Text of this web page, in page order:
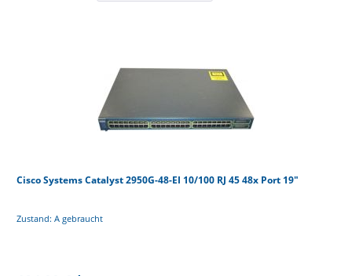
Cisco Systems Catalyst 2950G-48-EI 10/100 RJ 45 48x Port 19"
Zustand: A gebraucht